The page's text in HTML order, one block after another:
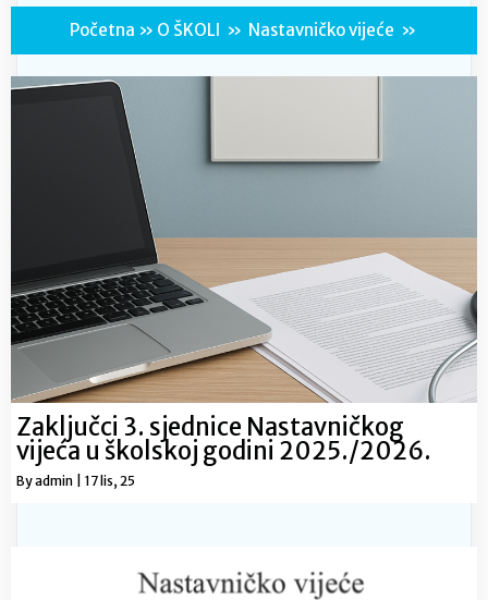
Početna » O ŠKOLI » Nastavničko vijeće »
Zaključci 3. sjednice Nastavničkog
vijeća u školskoj godini 2025./2026.
Byadmin 17lis, 25